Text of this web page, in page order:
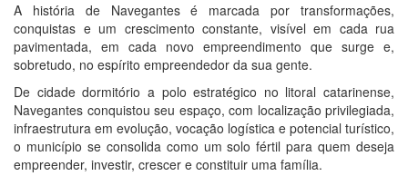
A história de Navegantes é marcada por transformações,
conquistas e um crescimento constante, visível em cada rua
pavimentada, em cada novo empreendimento que surge e,
sobretudo, no espírito empreendedor da sua gente.
De cidade dormitório a polo estratégico no litoral catarinense,
Navegantes conquistou seu espaço, com localização privilegiada,
infraestrutura em evolução, vocação logística e potencial turístico,
o município se consolida como um solo fértil para quem deseja
empreender, investir, crescer e constituir uma família.